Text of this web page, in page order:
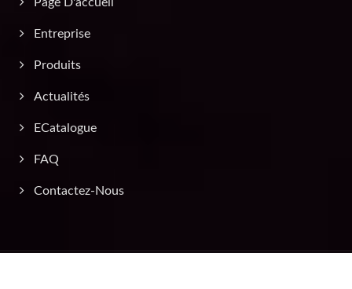
Entreprise
Produits
Actualités
ECatalogue
FAQ
Contactez-Nous